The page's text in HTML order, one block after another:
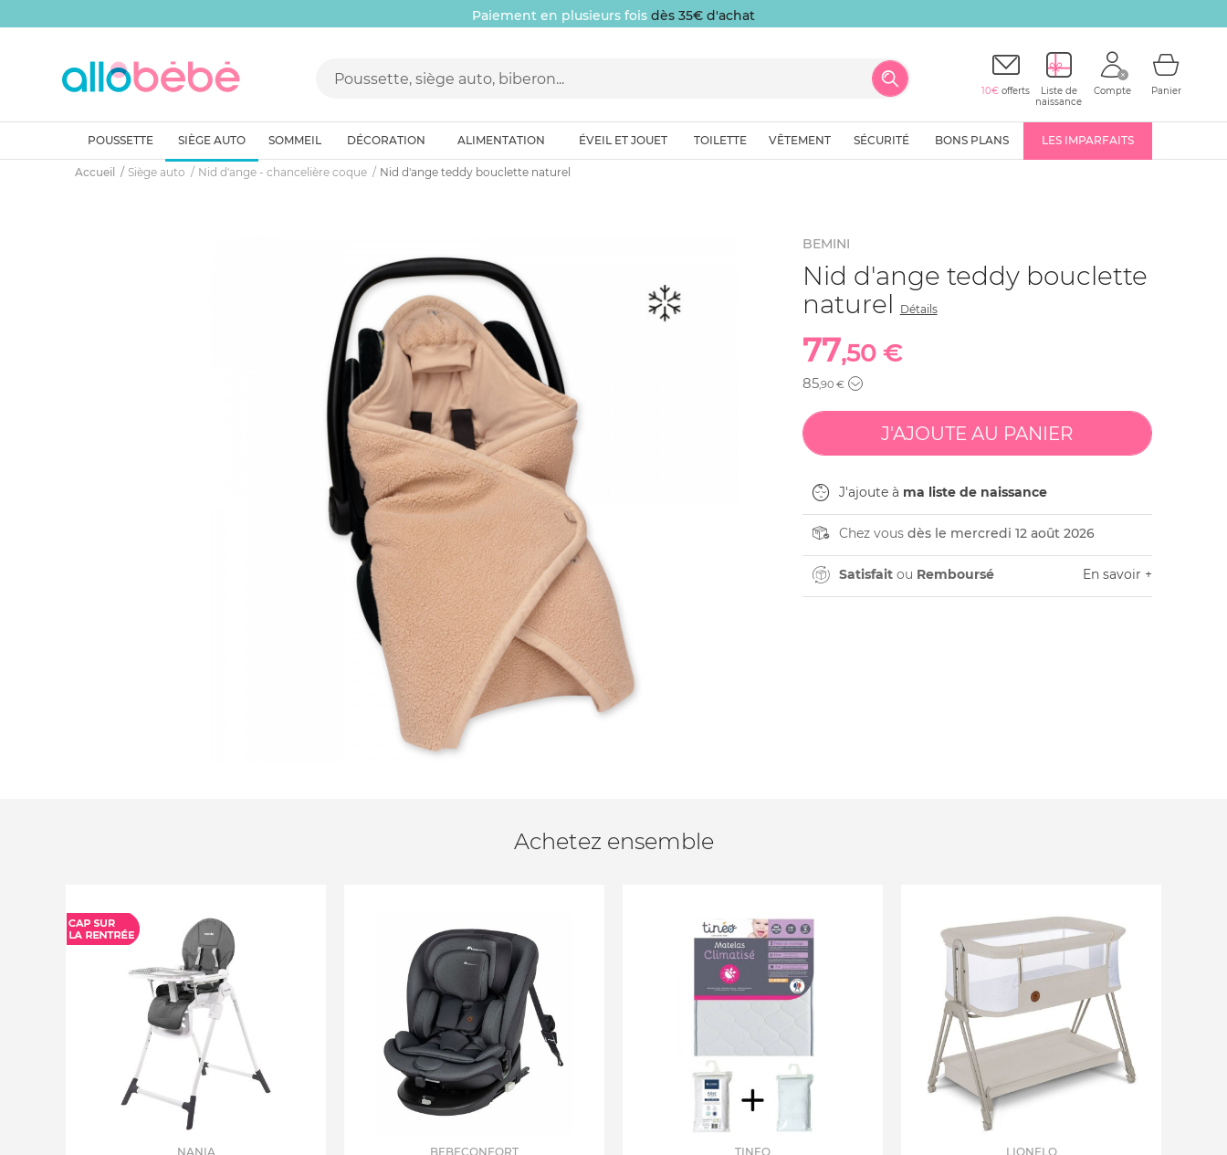
Paiement en plusieurs fois dès 35€ d'achat
10€ offerts
Liste de
naissance
Compte Panier
POUSSETTE SIÈGE AUTO SOMMEIL DÉCORATION ALIMENTATION ÉVEIL ET JOUET TOILETTE VÊTEMENT SÉCURITÉ BONS PLANS LES IMPARFAITS
Accueil Siège auto Nid d'ange - chancelière coque Nid d'ange teddy bouclette naturel
BEMINI
Nid d'ange teddy bouclette
naturel
Détails
77,50 €
85,90 €
J'ajoute à ma liste de naissance
Chez vous dès le mercredi 12 août 2026
Satisfaitou Remboursé En savoir +
Achetez ensemble
NANIA
BEBECONFORT
TINEO
LIONELO